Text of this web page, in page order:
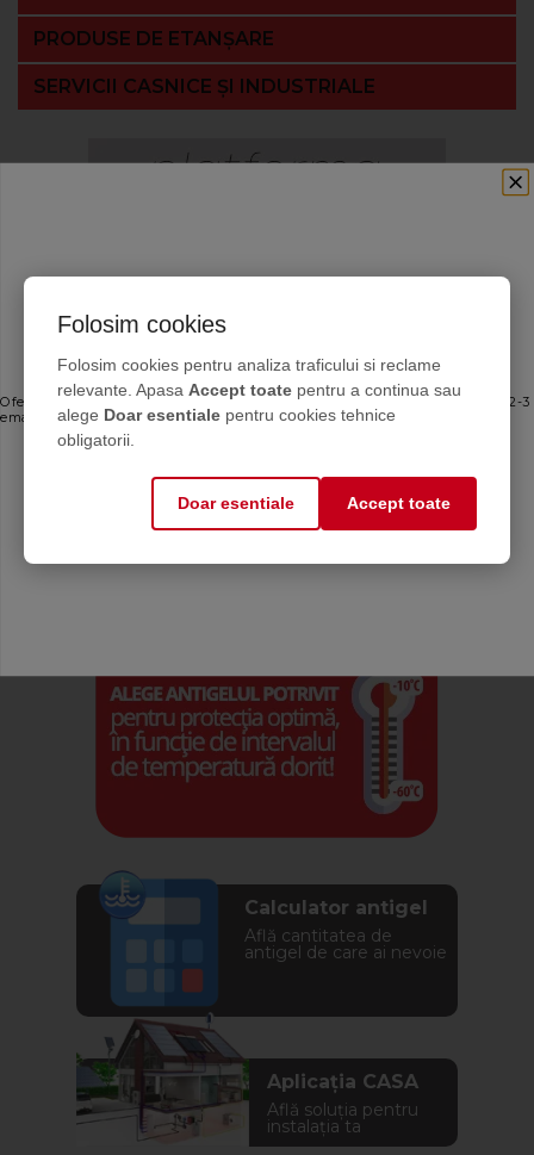
PRODUSE DE ETANȘARE
SERVICII CASNICE ȘI INDUSTRIALE
Calculator antigel
Află cantitatea de
antigel de care ai nevoie
Aplicația CASA
Află soluția pentru
instalația ta
Folosim cookies
Folosim cookies pentru analiza traficului si reclame
relevante. Apasa Accept toate pentru a continua sau
alege Doar esentiale pentru cookies tehnice
obligatorii.
Doar esentiale Accept toate
Chemstal
Oferte personalizate și sfaturi de întreținere direct de la producător. Maximum 2-3
emailuri pe lună — fără spam.
Mă abonez